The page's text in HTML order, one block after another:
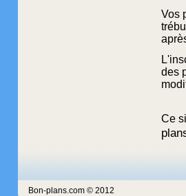
Vos
des
Ce
Bon-plans.com © 2012